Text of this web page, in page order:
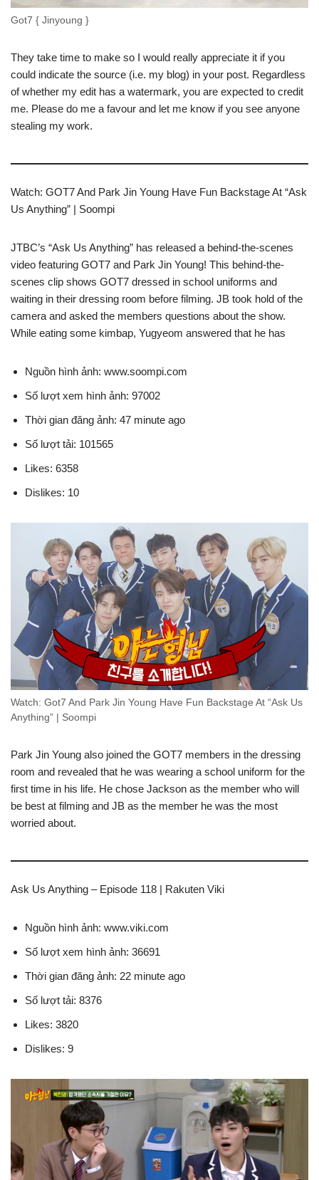
Got7 { Jinyoung }
They take time to make so I would really appreciate it if you
could indicate the source (i.e. my blog) in your post. Regardless
of whether my edit has a watermark, you are expected to credit
me. Please do me a favour and let me know if you see anyone
stealing my work.
Watch: GOT7 And Park Jin Young Have Fun Backstage At “Ask
Us Anything” | Soompi
JTBC’s “Ask Us Anything” has released a behind-the-scenes
video featuring GOT7 and Park Jin Young! This behind-the-
scenes clip shows GOT7 dressed in school uniforms and
waiting in their dressing room before filming. JB took hold of the
camera and asked the members questions about the show.
While eating some kimbap, Yugyeom answered that he has
Nguồn hình ảnh: www.soompi.com
Số lượt xem hình ảnh: 97002
Thời gian đăng ảnh: 47 minute ago
Số lượt tải: 101565
Likes: 6358
Dislikes: 10
Watch: Got7 And Park Jin Young Have Fun Backstage At “Ask Us
Anything” | Soompi
Park Jin Young also joined the GOT7 members in the dressing
room and revealed that he was wearing a school uniform for the
first time in his life. He chose Jackson as the member who will
be best at filming and JB as the member he was the most
worried about.
Ask Us Anything – Episode 118 | Rakuten Viki
Nguồn hình ảnh: www.viki.com
Số lượt xem hình ảnh: 36691
Thời gian đăng ảnh: 22 minute ago
Số lượt tải: 8376
Likes: 3820
Dislikes: 9